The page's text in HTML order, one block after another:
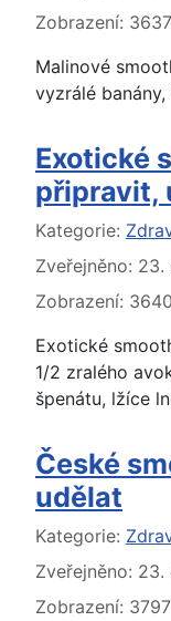
Zobrazení: 3637
Malinové
vyzrálé
Exotické
připravit,
Základní údaje
Kategorie:
Zveřejněno: 23.
Zobrazení: 3640
Exotické
1/2 zralého
špenátu, lžíce
České
udělat
Základní údaje
Kategorie:
Zveřejněno: 23.
Zobrazení: 3797